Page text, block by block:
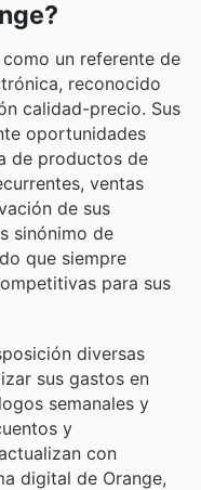
un referente de
reconocido
calidad-precio. Sus
oportunidades
de productos de
ventas
de sus
sinónimo de
que siempre
para sus
diversas
sus gastos en
semanales y
y
con
digital de Orange,